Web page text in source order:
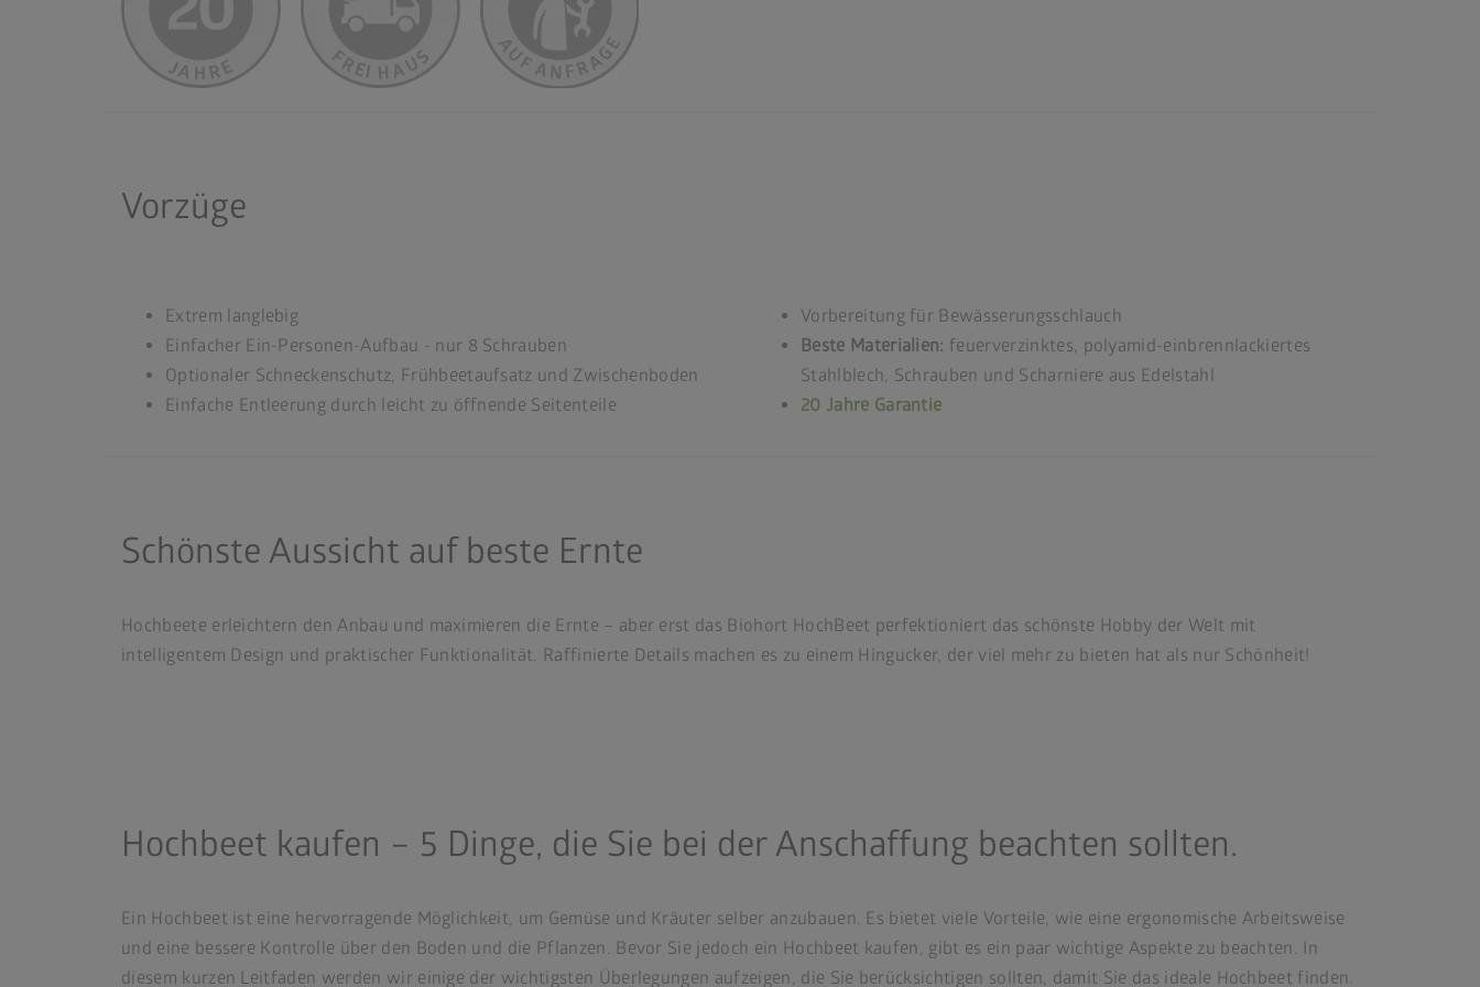
Vorzüge
Extrem langlebig
Einfacher Ein-Personen-Aufbau - nur 8 Schrauben
Optionaler Schneckenschutz, Frühbeetaufsatz und Zwischenboden
Einfache Entleerung durch leicht zu öffnende Seitenteile
Vorbereitung für Bewässerungsschlauch
Beste Materialien: feuerverzinktes, polyamid-einbrennlackiertes
Stahlblech, Schrauben und Scharniere aus Edelstahl
20 Jahre Garantie
Schönste Aussicht auf beste Ernte
Hochbeete erleichtern den Anbau und maximieren die Ernte – aber erst das Biohort HochBeet perfektioniert das schönste Hobby der Welt mit
intelligentem Design und praktischer Funktionalität. Raffinierte Details machen es zu einem Hingucker, der viel mehr zu bieten hat als nur Schönheit!
Hochbeet kaufen – 5 Dinge, die Sie bei der Anschaffung beachten sollten.
Ein Hochbeet ist eine hervorragende Möglichkeit, um Gemüse und Kräuter selber anzubauen. Es bietet viele Vorteile, wie eine ergonomische Arbeitsweise
und eine bessere Kontrolle über den Boden und die Pflanzen. Bevor Sie jedoch ein Hochbeet kaufen, gibt es ein paar wichtige Aspekte zu beachten. In
diesem kurzen Leitfaden werden wir einige der wichtigsten Überlegungen aufzeigen, die Sie berücksichtigen sollten, damit Sie das ideale Hochbeet finden.